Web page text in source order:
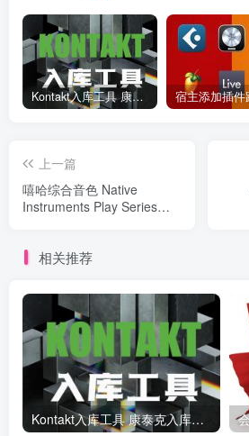
Kontakt入库工具 康泰克入库教程
上一篇
嘻哈综合音色 Native
Instruments Play Series
相关推荐
Kontakt入库工具 康泰克入库教程